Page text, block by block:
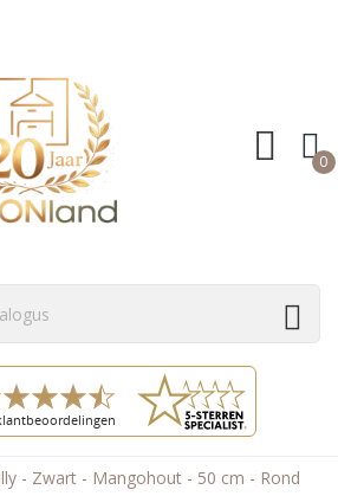
0
- Zwart - Mangohout - 50 cm - Rond